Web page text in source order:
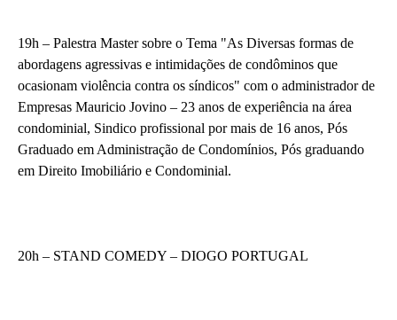
19h – Palestra Master sobre o Tema "As Diversas formas de
abordagens agressivas e intimidações de condôminos que
ocasionam violência contra os síndicos" com o administrador de
Empresas Mauricio Jovino – 23 anos de experiência na área
condominial, Sindico profissional por mais de 16 anos, Pós
Graduado em Administração de Condomínios, Pós graduando
em Direito Imobiliário e Condominial.
20h – STAND COMEDY – DIOGO PORTUGAL